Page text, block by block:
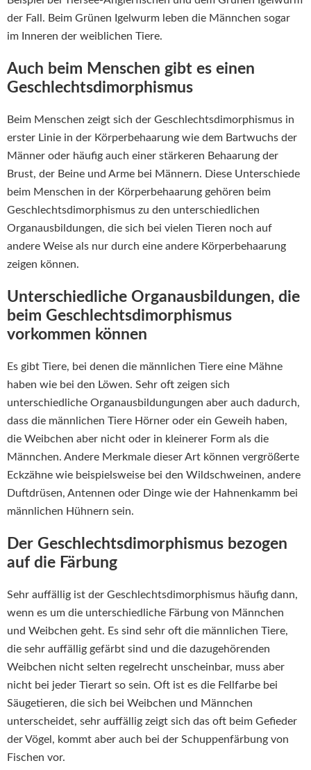
der Fall. Beim Grünen Igelwurm leben die Männchen sogar
im Inneren der weiblichen Tiere.
Auch beim Menschen gibt es einen
Geschlechtsdimorphismus
Beim Menschen zeigt sich der Geschlechtsdimorphismus in
erster Linie in der Körperbehaarung wie dem Bartwuchs der
Männer oder häufig auch einer stärkeren Behaarung der
Brust, der Beine und Arme bei Männern. Diese Unterschiede
beim Menschen in der Körperbehaarung gehören beim
Geschlechtsdimorphismus zu den unterschiedlichen
Organausbildungen, die sich bei vielen Tieren noch auf
andere Weise als nur durch eine andere Körperbehaarung
zeigen können.
Unterschiedliche Organausbildungen, die
beim Geschlechtsdimorphismus
vorkommen können
Es gibt Tiere, bei denen die männlichen Tiere eine Mähne
haben wie bei den Löwen. Sehr oft zeigen sich
unterschiedliche Organausbildungungen aber auch dadurch,
dass die männlichen Tiere Hörner oder ein Geweih haben,
die Weibchen aber nicht oder in kleinerer Form als die
Männchen. Andere Merkmale dieser Art können vergrößerte
Eckzähne wie beispielsweise bei den Wildschweinen, andere
Duftdrüsen, Antennen oder Dinge wie der Hahnenkamm bei
männlichen Hühnern sein.
Der Geschlechtsdimorphismus bezogen
auf die Färbung
Sehr auffällig ist der Geschlechtsdimorphismus häufig dann,
wenn es um die unterschiedliche Färbung von Männchen
und Weibchen geht. Es sind sehr oft die männlichen Tiere,
die sehr auffällig gefärbt sind und die dazugehörenden
Weibchen nicht selten regelrecht unscheinbar, muss aber
nicht bei jeder Tierart so sein. Oft ist es die Fellfarbe bei
Säugetieren, die sich bei Weibchen und Männchen
unterscheidet, sehr auffällig zeigt sich das oft beim Gefieder
der Vögel, kommt aber auch bei der Schuppenfärbung von
Fischen vor.